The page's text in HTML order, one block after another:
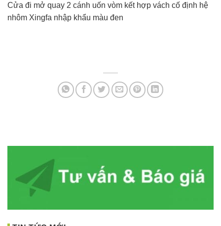
Cửa đi mở quay 2 cánh uốn vòm kết hợp vách cố định hệ
nhôm Xingfa nhập khẩu màu đen